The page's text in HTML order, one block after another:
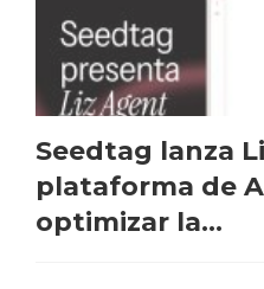
Seedtag lanza
plataforma de
optimizar la...